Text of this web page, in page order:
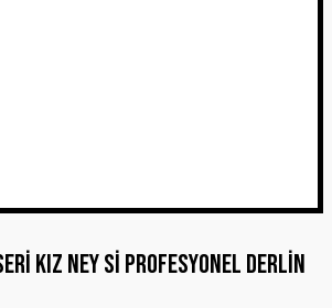
KIZ NEY Sİ PROFESYONEL DERLİN